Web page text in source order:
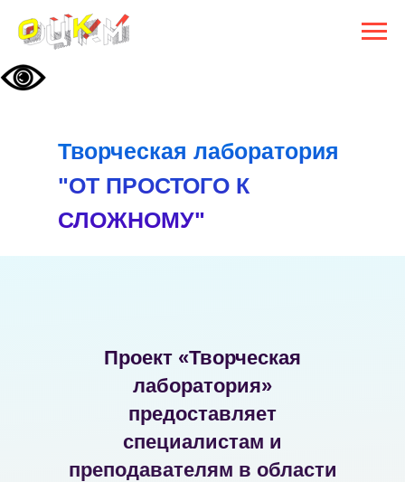
Творческая лаборатория
"ОТ ПРОСТОГО К
СЛОЖНОМУ"
Проект «Творческая
лаборатория»
предоставляет
специалистам и
преподавателям в области